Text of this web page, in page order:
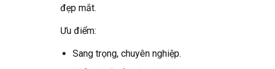
đẹp mắt.
Ưu điểm:
Sang trọng, chuyên nghiệp.